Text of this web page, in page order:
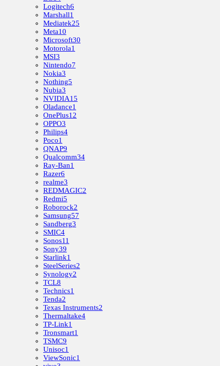
Logitech6
Marshall1
Mediatek25
Meta10
Microsoft30
Motorola1
MSI3
Nintendo7
Nokia3
Nothing5
Nubia3
NVIDIA15
Oladance1
OnePlus12
OPPO3
Philips4
Poco1
QNAP9
Qualcomm34
Ray-Ban1
Razer6
realme3
REDMAGIC2
Redmi5
Roborock2
Samsung57
Sandberg3
SMIC4
Sonos11
Sony39
Starlink1
SteelSeries2
Synology2
TCL8
Technics1
Tenda2
Texas Instruments2
Thermaltake4
TP-Link1
Tronsmart1
TSMC9
Unisoc1
ViewSonic1